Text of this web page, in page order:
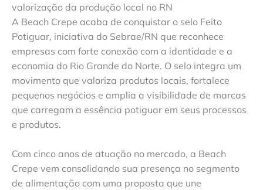
valorização da produção local no RN
A Beach Crepe acaba de conquistar o selo Feito
Potiguar, iniciativa do Sebrae/RN que reconhece
empresas com forte conexão com a identidade e a
economia do Rio Grande do Norte. O selo integra um
movimento que valoriza produtos locais, fortalece
pequenos negócios e amplia a visibilidade de marcas
que carregam a essência potiguar em seus processos
e produtos.
Com cinco anos de atuação no mercado, a Beach
Crepe vem consolidando sua presença no segmento
de alimentação com uma proposta que une